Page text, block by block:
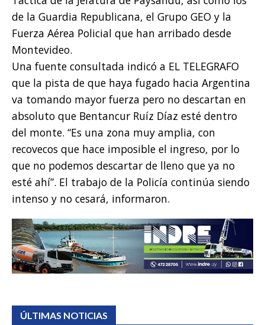
de la Guardia Republicana, el Grupo GEO y la
Fuerza Aérea Policial que han arribado desde
Montevideo.
Una fuente consultada indicó a EL TELEGRAFO
que la pista de que haya fugado hacia Argentina
va tomando mayor fuerza pero no descartan en
absoluto que Bentancur Ruíz Díaz esté dentro
del monte. “Es una zona muy amplia, con
recovecos que hace imposible el ingreso, por lo
que no podemos descartar de lleno que ya no
esté ahí”. El trabajo de la Policía continúa siendo
intenso y no cesará, informaron.
ÚLTIMAS NOTICIAS